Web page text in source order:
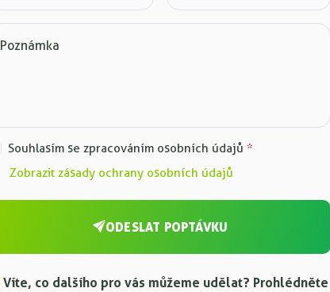
Poznámka
Souhlasím se zpracováním osobních údajů *
Zobrazit zásady ochrany osobních údajů
ODESLAT POPTÁVKU
Víte, co dalšího pro vás můžeme udělat? Prohlédněte